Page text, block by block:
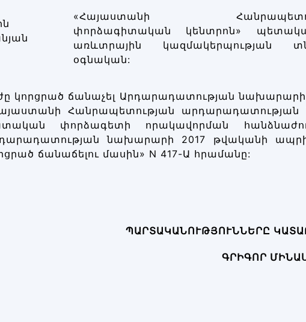
«Հայաստանի
փորձագիտական կենտրոն»
առևտրային կազմակերպության
օգնական:
կորցրած ճանաչել Արդարադատության
Հանրապետության արդարադատության
փորձագետի որակավորման
նախարարի 2017 թվականի
ճանաճելու մասին» N 417-Ա հրամանը:
ՊԱՐՏԱԿԱՆՈՒԹՅՈՒՆՆԵՐԸ
ԳՐԻԳՈՐ